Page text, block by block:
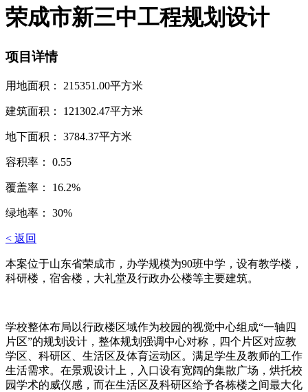
荣成市新三中工程规划设计
项目详情
用地面积： 215351.00平方米
建筑面积： 121302.47平方米
地下面积： 3784.37平方米
容积率： 0.55
覆盖率： 16.2%
绿地率： 30%
< 返回
本案位于山东省荣成市，办学规模为90班中学，设有教学楼，
科研楼，宿舍楼，大礼堂及行政办公楼等主要建筑。
学校整体布局以行政楼区域作为校园的视觉中心组成“一轴四
片区”的规划设计，整体规划强调中心对称，四个片区对应教
学区、科研区、生活区及体育运动区。满足学生及教师的工作
生活需求。在景观设计上，入口设有宽阔的集散广场，烘托校
园学术的威仪感，而在生活区及科研区给予各栋楼之间最大化